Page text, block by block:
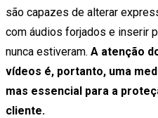
são capazes de alterar
com áudios forjados e inserir
nunca estiveram. A atenção
vídeos é, portanto, uma
mas essencial para a
cliente.